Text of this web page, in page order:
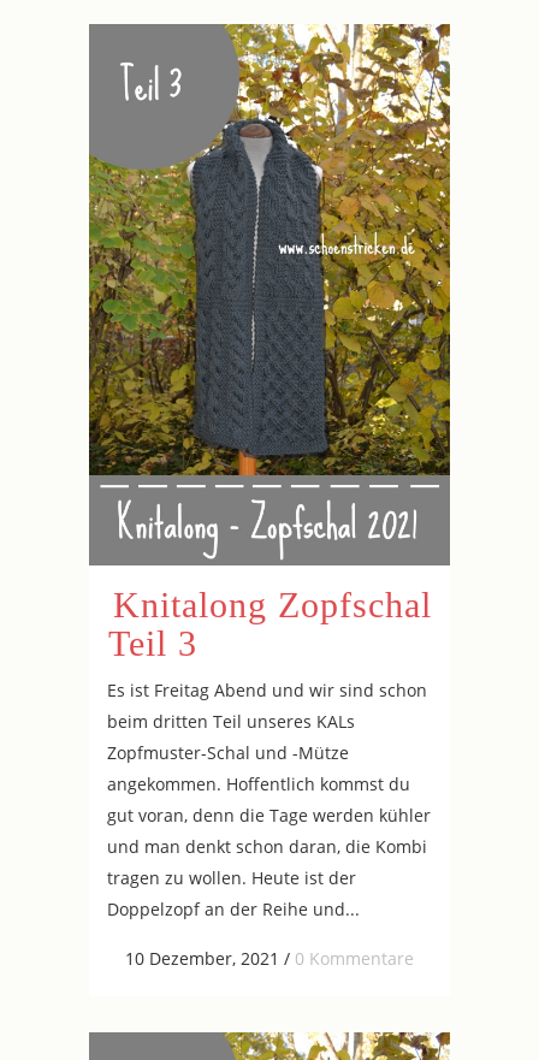
Knitalong Zopfschal
Teil 3
Es ist Freitag Abend und wir sind schon
beim dritten Teil unseres KALs
Zopfmuster-Schal und -Mütze
angekommen. Hoffentlich kommst du
gut voran, denn die Tage werden kühler
und man denkt schon daran, die Kombi
tragen zu wollen. Heute ist der
Doppelzopf an der Reihe und...
10 Dezember, 2021 / 0 Kommentare